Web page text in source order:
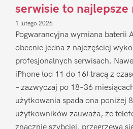
serwisie to najlepsze
1 lutego 2026
Pogwarancyjna wymiana baterii
obecnie jedna z najczęściej
profesjonalnych serwisach.
iPhone (od 11 do 16) tracą z
– zazwyczaj po 18–36
użytkowania spada ona poniżej
użytkowników zauważa, że